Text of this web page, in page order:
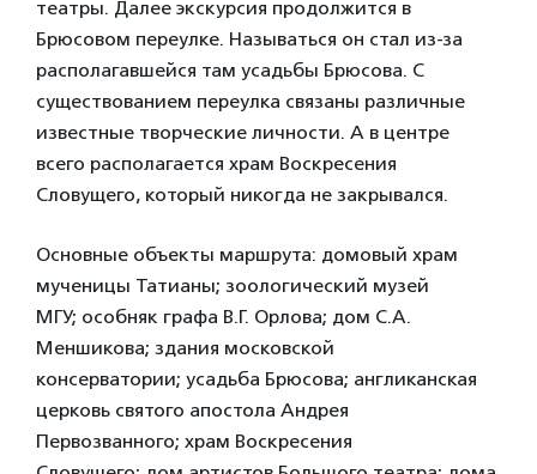
театры. Далее экскурсия продолжится в
Брюсовом переулке. Называться он стал из-за
располагавшейся там усадьбы Брюсова. С
существованием переулка связаны различные
известные творческие личности. А в центре
всего располагается храм Воскресения
Словущего, который никогда не закрывался.
Основные объекты маршрута: домовый храм
мученицы Татианы; зоологический музей
МГУ; особняк графа В.Г. Орлова; дом С.А.
Меншикова; здания московской
консерватории; усадьба Брюсова; англиканская
церковь святого апостола Андрея
Первозванного; храм Воскресения